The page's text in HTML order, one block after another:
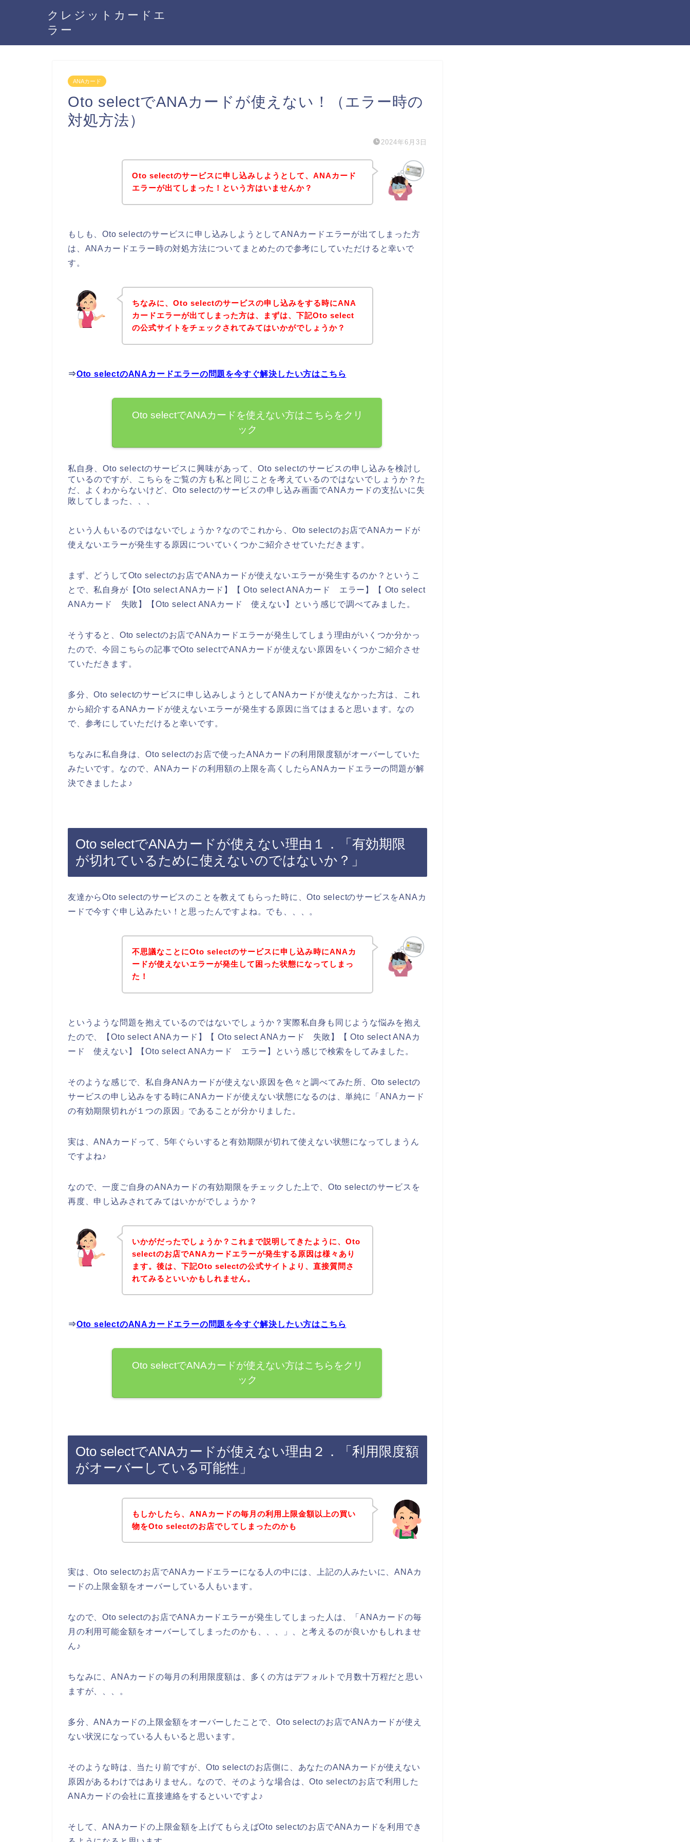
クレジットカードエ
ラー
ANAカード
Oto selectでANAカードが使えない！（エラー時の
対処方法）
2024年6月3日
Oto selectのサービスに申し込みしようとして、ANAカード
エラーが出てしまった！という方はいませんか？
もしも、Oto selectのサービスに申し込みしようとしてANAカードエラーが出てしまった方
は、ANAカードエラー時の対処方法についてまとめたので参考にしていただけると幸いで
す。
ちなみに、Oto selectのサービスの申し込みをする時にANA
カードエラーが出てしまった方は、まずは、下記Oto select
の公式サイトをチェックされてみてはいかがでしょうか？
⇒Oto selectのANAカードエラーの問題を今すぐ解決したい方はこちら
Oto selectでANAカードを使えない方はこちらをクリ
ック
私自身、Oto selectのサービスに興味があって、Oto selectのサービスの申し込みを検討し
ているのですが、こちらをご覧の方も私と同じことを考えているのではないでしょうか？た
だ、よくわからないけど、Oto selectのサービスの申し込み画面でANAカードの支払いに失
敗してしまった、、、
という人もいるのではないでしょうか？なのでこれから、Oto selectのお店でANAカードが
使えないエラーが発生する原因についていくつかご紹介させていただきます。
まず、どうしてOto selectのお店でANAカードが使えないエラーが発生するのか？というこ
とで、私自身が【Oto select ANAカード】【 Oto select ANAカード エラー】【 Oto select
ANAカード 失敗】【Oto select ANAカード 使えない】という感じで調べてみました。
そうすると、Oto selectのお店でANAカードエラーが発生してしまう理由がいくつか分かっ
たので、今回こちらの記事でOto selectでANAカードが使えない原因をいくつかご紹介させ
ていただきます。
多分、Oto selectのサービスに申し込みしようとしてANAカードが使えなかった方は、これ
から紹介するANAカードが使えないエラーが発生する原因に当てはまると思います。なの
で、参考にしていただけると幸いです。
ちなみに私自身は、Oto selectのお店で使ったANAカードの利用限度額がオーバーしていた
みたいです。なので、ANAカードの利用額の上限を高くしたらANAカードエラーの問題が解
決できましたよ♪
Oto selectでANAカードが使えない理由１．「有効期限
が切れているために使えないのではないか？」
友達からOto selectのサービスのことを教えてもらった時に、Oto selectのサービスをANAカ
ードで今すぐ申し込みたい！と思ったんですよね。でも、、、。
不思議なことにOto selectのサービスに申し込み時にANAカ
ードが使えないエラーが発生して困った状態になってしまっ
た！
というような問題を抱えているのではないでしょうか？実際私自身も同じような悩みを抱え
たので、【Oto select ANAカード】【 Oto select ANAカード 失敗】【 Oto select ANAカ
ード 使えない】【Oto select ANAカード エラー】という感じで検索をしてみました。
そのような感じで、私自身ANAカードが使えない原因を色々と調べてみた所、Oto selectの
サービスの申し込みをする時にANAカードが使えない状態になるのは、単純に「ANAカード
の有効期限切れが１つの原因」であることが分かりました。
実は、ANAカードって、5年ぐらいすると有効期限が切れて使えない状態になってしまうん
ですよね♪
なので、一度ご自身のANAカードの有効期限をチェックした上で、Oto selectのサービスを
再度、申し込みされてみてはいかがでしょうか？
いかがだったでしょうか？これまで説明してきたように、Oto
selectのお店でANAカードエラーが発生する原因は様々あり
ます。後は、下記Oto selectの公式サイトより、直接質問さ
れてみるといいかもしれません。
⇒Oto selectのANAカードエラーの問題を今すぐ解決したい方はこちら
Oto selectでANAカードが使えない方はこちらをクリ
ック
Oto selectでANAカードが使えない理由２．「利用限度額
がオーバーしている可能性」
もしかしたら、ANAカードの毎月の利用上限金額以上の買い
物をOto selectのお店でしてしまったのかも
実は、Oto selectのお店でANAカードエラーになる人の中には、上記の人みたいに、ANAカ
ードの上限金額をオーバーしている人もいます。
なので、Oto selectのお店でANAカードエラーが発生してしまった人は、「ANAカードの毎
月の利用可能金額をオーバーしてしまったのかも、、、」、と考えるのが良いかもしれませ
ん♪
ちなみに、ANAカードの毎月の利用限度額は、多くの方はデフォルトで月数十万程だと思い
ますが、、、。
多分、ANAカードの上限金額をオーバーしたことで、Oto selectのお店でANAカードが使え
ない状況になっている人もいると思います。
そのような時は、当たり前ですが、Oto selectのお店側に、あなたのANAカードが使えない
原因があるわけではありません。なので、そのような場合は、Oto selectのお店で利用した
ANAカードの会社に直接連絡をするといいですよ♪
そして、ANAカードの上限金額を上げてもらえばOto selectのお店でANAカードを利用でき